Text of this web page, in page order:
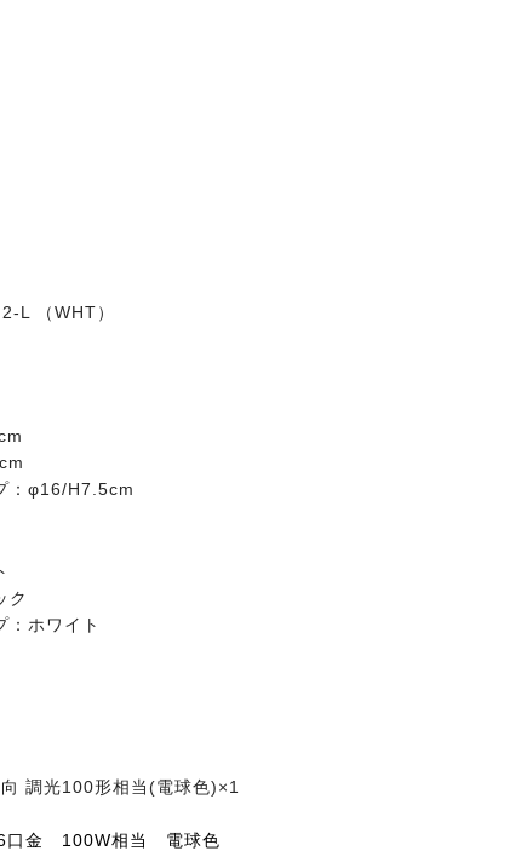
L （WHT）
：φ16/H7.5cm
ク
：ホワイト
調光100形相当(電球色)×1
口金 100W相当 電球色